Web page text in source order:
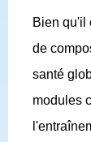
Bien qu'il
de
santé
modules